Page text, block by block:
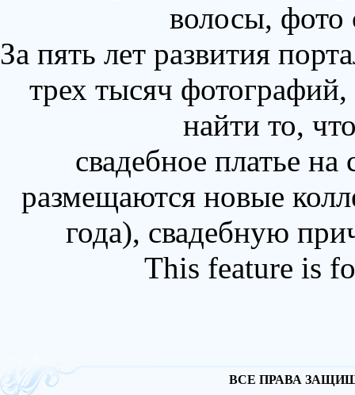
волосы,
За пять лет развития
трех тысяч
найти то,
свадебное платье
размещаются новые
года), свадебную
This feature is
ВСЕ ПРАВА